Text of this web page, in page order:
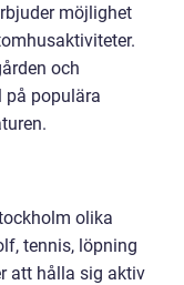
möjlighet
och
på populära
olika
tennis, löpning
att hålla sig aktiv